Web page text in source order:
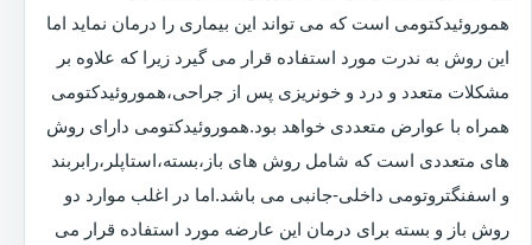
هموروئیدکتومی است که می تواند این بیماری را درمان نماید اما
این روش به ندرت مورد استفاده قرار می گیرد زیرا که علاوه بر
مشکلات متعدد و درد و خونریزی پس از جراحی،هموروئیدکتومی
همراه با عوارض متعددی خواهد بود.هموروئیدکتومی دارای روش
های متعددی است که شامل روش های باز،بسته،استاپلر،رابربند
و اسفنگتروتومی داخلی-جانبی می باشد.اما در اغلب موارد دو
روش باز و بسته برای درمان این عارضه مورد استفاده قرار می